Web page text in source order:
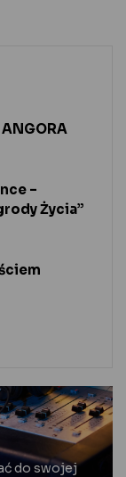
–
Życia”
do swojej